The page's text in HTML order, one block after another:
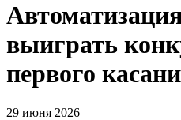
выиграть
первого
29 июня 2026